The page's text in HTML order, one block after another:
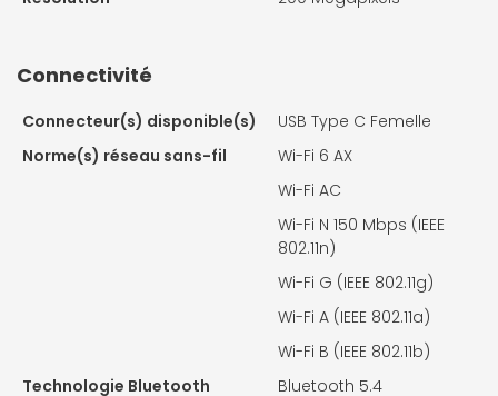
Connectivité
Connecteur(s) disponible(s)
USB Type C Femelle
Norme(s) réseau sans-fil
Wi-Fi 6 AX
Wi-Fi AC
Wi-Fi N 150 Mbps (IEEE
802.11n)
Wi-Fi G (IEEE 802.11g)
Wi-Fi A (IEEE 802.11a)
Wi-Fi B (IEEE 802.11b)
Technologie Bluetooth
Bluetooth 5.4